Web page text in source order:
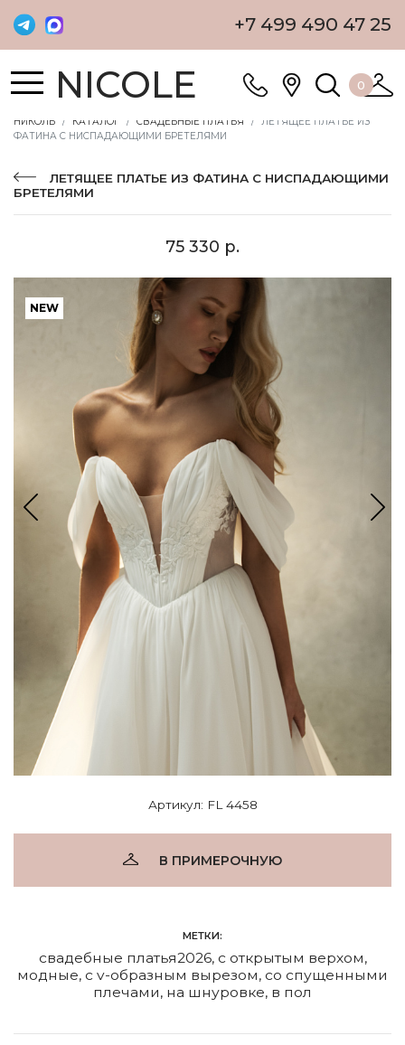
+7 499 490 47 25
NICOLE 0
НИКОЛЬ КАТАЛОГ СВАДЕБНЫЕ ПЛАТЬЯ
ЛЕТЯЩЕЕ ПЛАТЬЕ ИЗ
ФАТИНА С НИСПАДАЮЩИМИ БРЕТЕЛЯМИ
ЛЕТЯЩЕЕ ПЛАТЬЕ ИЗ ФАТИНА С НИСПАДАЮЩИМИ
БРЕТЕЛЯМИ
75 330 р.
NEW
Артикул: FL 4458
В ПРИМЕРОЧНУЮ
МЕТКИ:
свадебные платья2026, с открытым верхом,
модные, с v-образным вырезом, со спущенными
плечами, на шнуровке, в пол